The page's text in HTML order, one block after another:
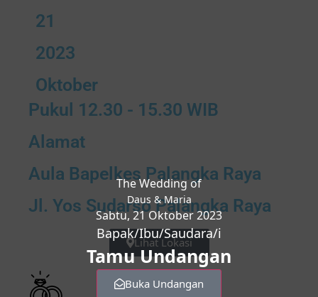
21
2023
Oktober
Pukul 12.30 - 15.30 WIB
Alamat
Aula Bapelkes Palangka Raya
Jl. Yos Sudarso Palangka Raya
Lihat Lokasi
The Wedding of
Daus & Maria
Sabtu, 21 Oktober 2023
Bapak/Ibu/Saudara/i
Tamu Undangan
Buka Undangan